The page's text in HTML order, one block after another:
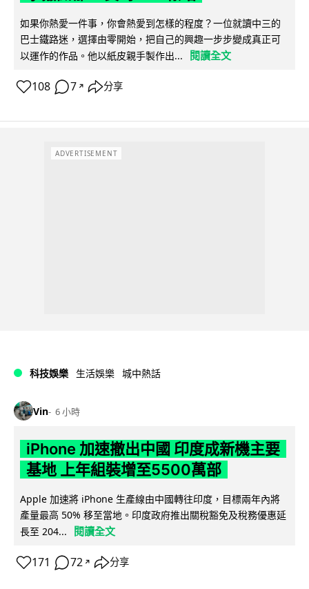
如果你熱愛一件事，你會熱愛到怎樣的程度？一位就讀中三的
巴士鐵路迷，選擇由零開始，把自己的興趣一步步變成真正可
以運作的作品。他以紙皮親手製作出...
閱讀全文
108 7 ↗ 分享
ADVERTISEMENT
科技娛樂 生活娛樂 城中熱話
Vin 6 小時
iPhone 加速撤出中國 印度成新機主要
基地 上年組裝增至5500萬部
Apple 加速將 iPhone 生產線由中國轉往印度，目標兩年內將
產量最高 50% 移至當地。印度政府推出關稅豁免及稅務優惠延
長至 204...
閱讀全文
171 72 ↗ 分享